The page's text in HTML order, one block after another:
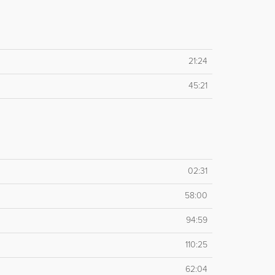
21:24
45:21
02:31
58:00
94:59
110:25
62:04